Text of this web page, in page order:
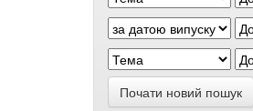
Почати новий пошук